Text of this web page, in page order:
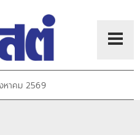
าคม 2569